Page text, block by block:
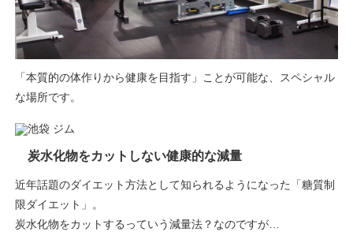
「本質的の体作りから健康を目指す」ことが可能な、スペシャル
な場所です。
炭水化物をカットしない健康的な減量
近年話題のダイエット方法として知られるようになった「糖質制
限ダイエット」。
炭水化物をカットするっていう減量法？なのですが…